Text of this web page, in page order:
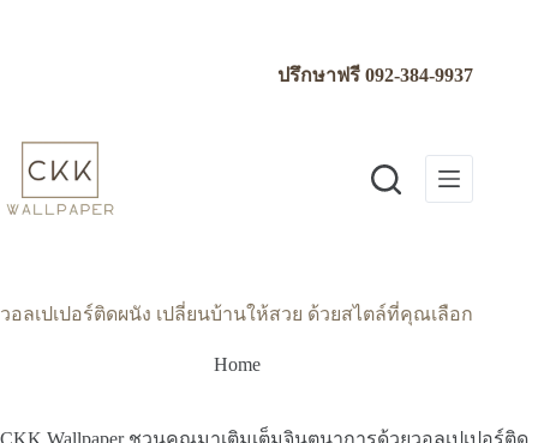
ปรึกษาฟรี092-384-9937
วอลเปเปอร์ติดผนัง เปลี่ยนบ้านให้สวย ด้วยสไตล์ที่คุณเลือก
Home